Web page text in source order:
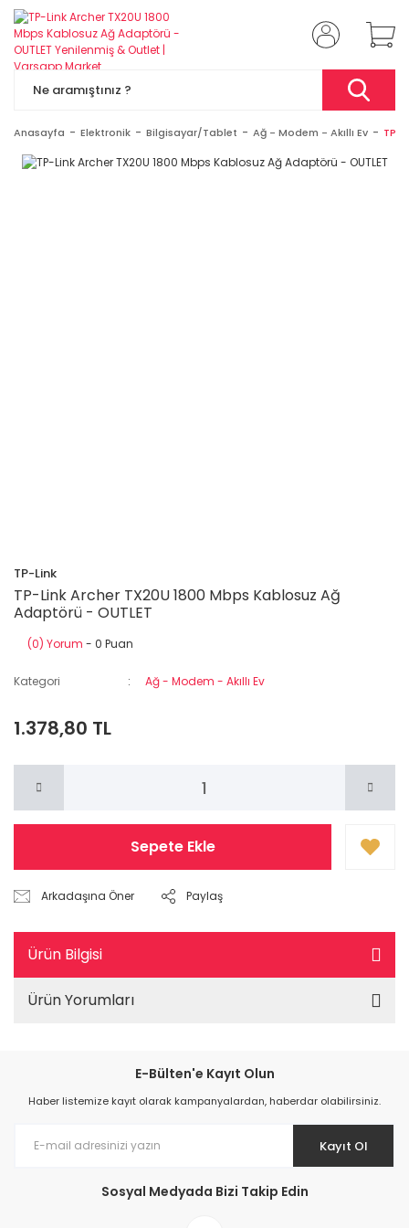
Anasayfa Elektronik Bilgisayar/Tablet Ağ - Modem - Akıllı Ev TP-
TP-Link
TP-Link Archer TX20U 1800 Mbps Kablosuz Ağ
Adaptörü - OUTLET
(0) Yorum - 0 Puan
Kategori Ağ - Modem - Akıllı Ev
1.378,80 TL
Sepete Ekle
Arkadaşına Öner Paylaş
Ürün Bilgisi
Ürün Yorumları
E-Bülten'e Kayıt Olun
Haber listemize kayıt olarak kampanyalardan, haberdar olabilirsiniz.
Kayıt Ol
Sosyal Medyada Bizi Takip Edin